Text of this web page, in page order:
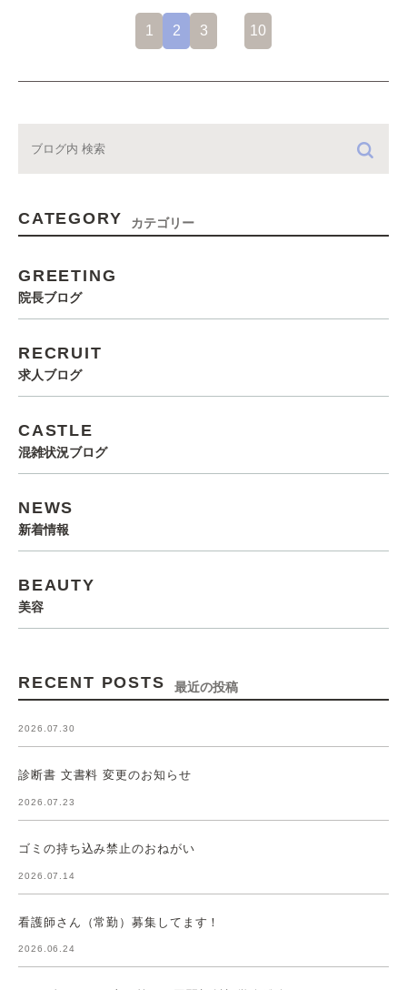
1 2 3 10
CATEGORY カテゴリー
GREETING
院長ブログ
RECRUIT
求人ブログ
CASTLE
混雑状況ブログ
NEWS
新着情報
BEAUTY
美容
RECENT POSTS 最近の投稿
2026.07.30
診断書 文書料 変更のお知らせ
2026.07.23
ゴミの持ち込み禁止のおねがい
2026.07.14
看護師さん（常勤）募集してます！
2026.06.24